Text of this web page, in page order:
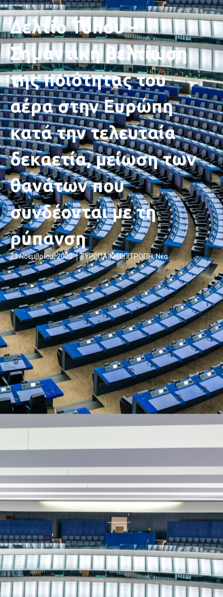
Δελτίο Τύπου –
Σημαντική βελτίωση
της ποιότητας του
αέρα στην Ευρώπη
κατά την τελευταία
δεκαετία, μείωση των
θανάτων που
συνδέονται με τη
ρύπανση
23 Νοεμβρίου, 2020 ΕΥΡΩΠΑΪΚΗ ΕΠΙΤΡΟΠΉ,Νέα